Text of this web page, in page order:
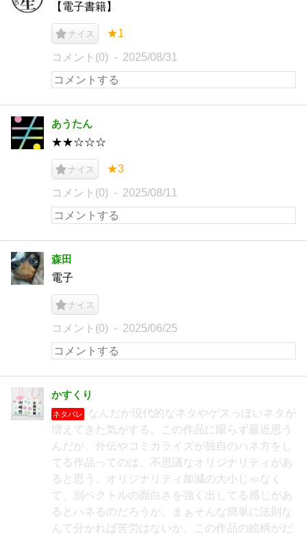
【電子書籍】
ナイス ★1
コメント(0) 2025/08/31
あうたん
★★☆☆☆
ナイス ★3
コメント(0) 2025/08/11
森田
電子
ナイス
コメント(0) 2025/06/25
かすくり
ネタバレ
なんだか現代的なネタやゲスっぽいネタが
増えてきた気がする。この作品に限らず最近思う
んだが、外伝やコミカライズが独自のハネ方をし
てる作品ってのは、不思議なオリジナリティがあ
ると思う。オリジナリティ加減の大小じゃなく
て、別ベクトルの面白さを強く出してる感じがあ
るとハネるのだろうか。まぁそんな簡単に法則な
んて分かれば苦労はないか。この作品の絵柄がだ